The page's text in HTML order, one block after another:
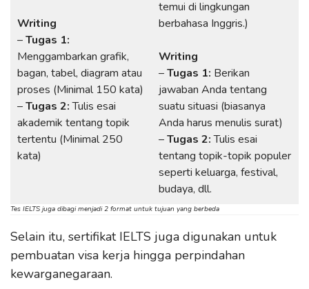
Writing
–Tugas 1:
Menggambarkan grafik,
bagan, tabel, diagram atau
proses (Minimal 150 kata)
–Tugas 2:Tulis esai
akademik tentang topik
tertentu (Minimal 250
kata)
temui di lingkungan
berbahasa Inggris.)
Writing
–Tugas 1: Berikan
jawaban Anda tentang
suatu situasi (biasanya
Anda harus menulis surat)
–Tugas 2:Tulis esai
tentang topik-topik populer
seperti keluarga, festival,
budaya, dll.
Tes IELTS juga dibagi menjadi 2 format untuk tujuan yang berbeda
Selain itu, sertifikat IELTS juga digunakan untuk
pembuatan visa kerja hingga perpindahan
kewarganegaraan.